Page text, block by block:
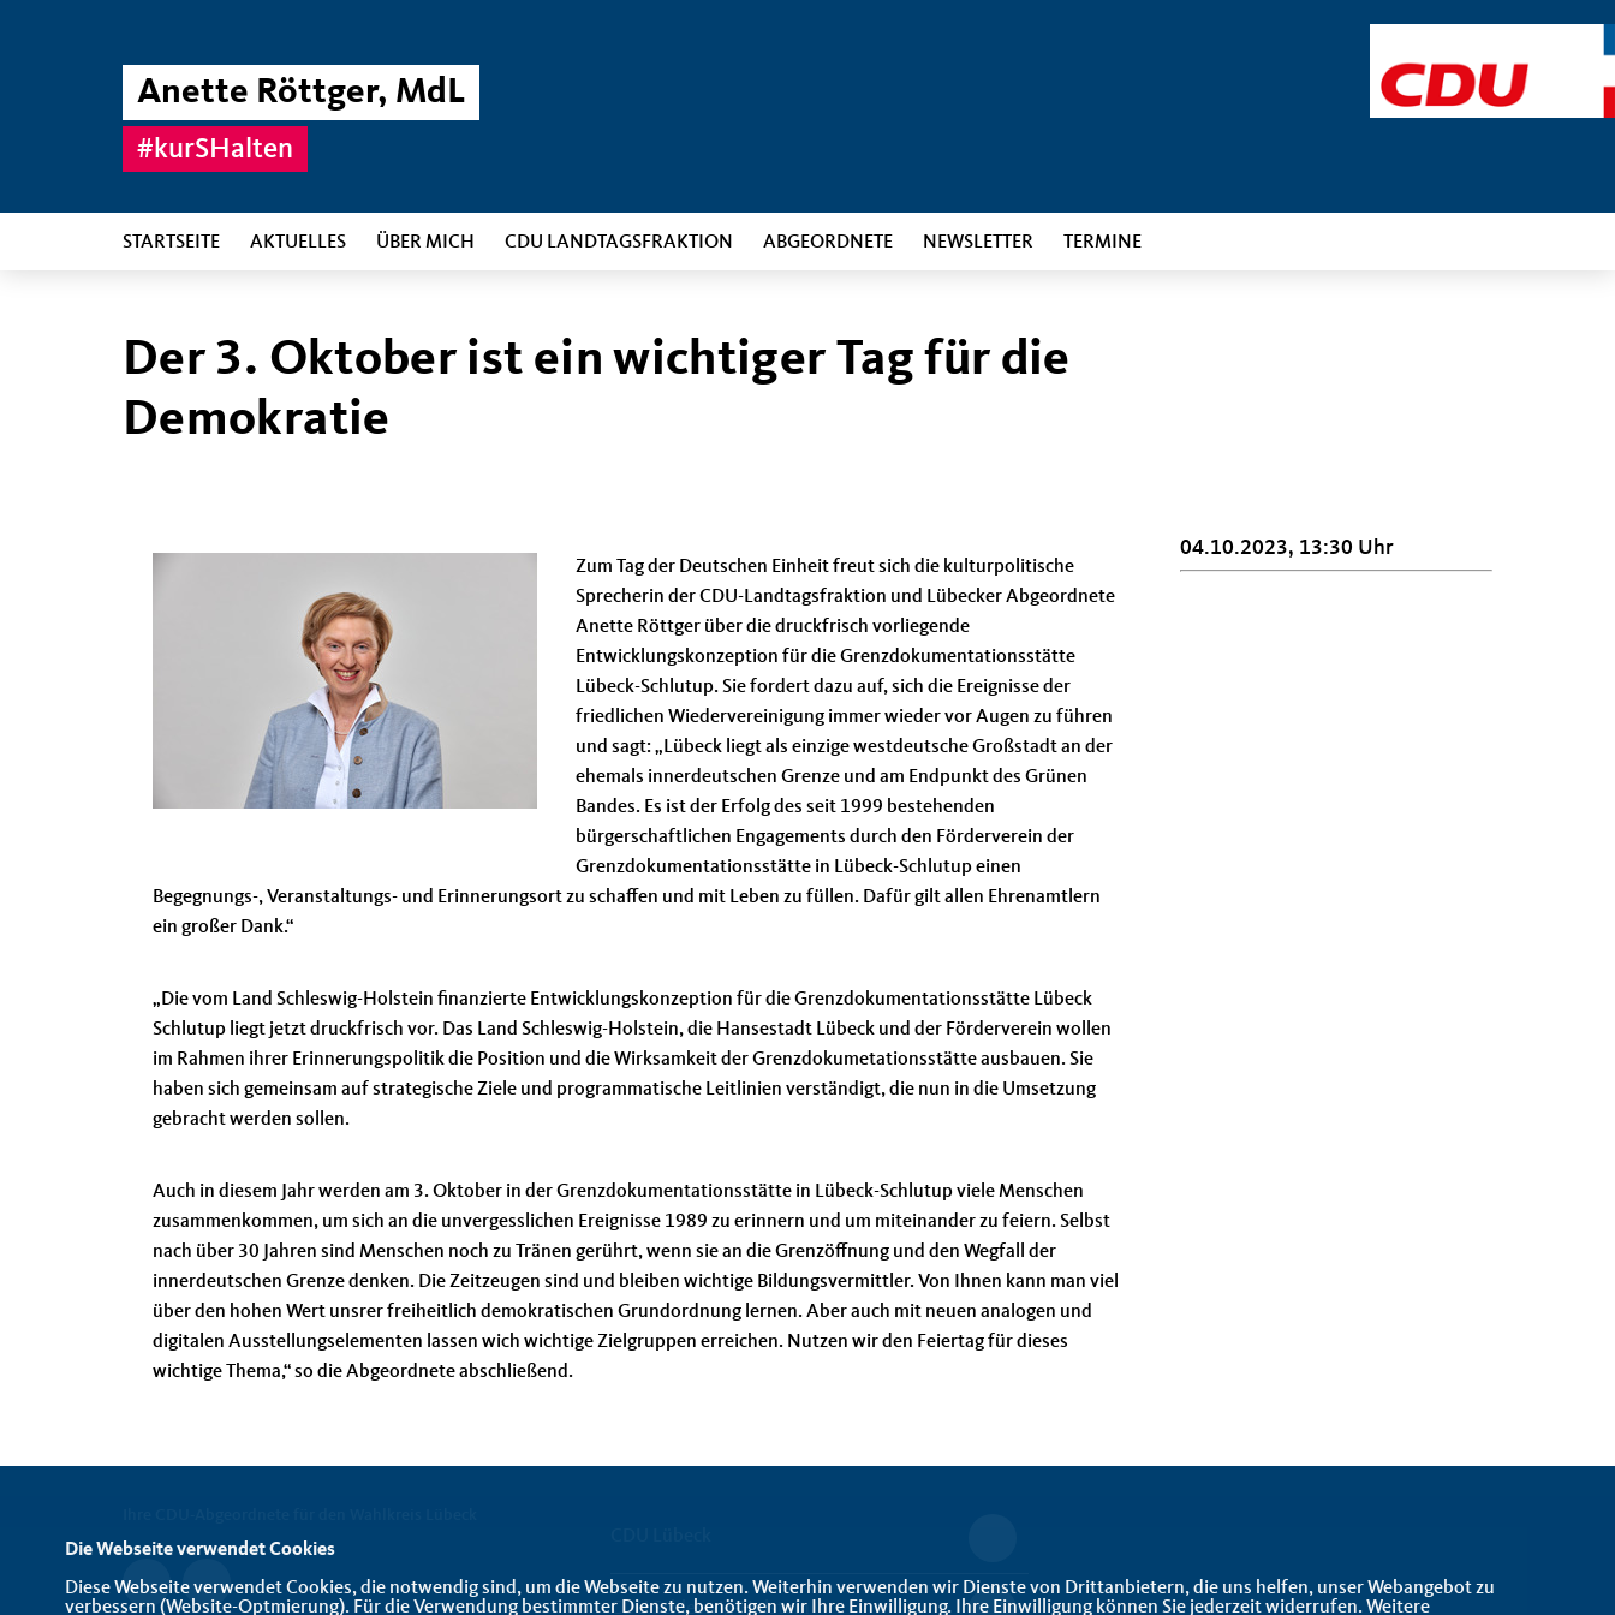
Anette Röttger, MdL
#kurSHalten
STARTSEITE AKTUELLES ÜBER MICH CDU LANDTAGSFRAKTION ABGEORDNETE NEWSLETTER TERMINE
Der 3. Oktober ist ein wichtiger Tag für die
Demokratie
Zum Tag der Deutschen Einheit freut sich die kulturpolitische
Sprecherin der CDU-Landtagsfraktion und Lübecker Abgeordnete
Anette Röttger über die druckfrisch vorliegende
Entwicklungskonzeption für die Grenzdokumentationsstätte
Lübeck-Schlutup. Sie fordert dazu auf, sich die Ereignisse der
friedlichen Wiedervereinigung immer wieder vor Augen zu führen
und sagt: „Lübeck liegt als einzige westdeutsche Großstadt an der
ehemals innerdeutschen Grenze und am Endpunkt des Grünen
Bandes. Es ist der Erfolg des seit 1999 bestehenden
bürgerschaftlichen Engagements durch den Förderverein der
Grenzdokumentationsstätte in Lübeck-Schlutup einen
Begegnungs-, Veranstaltungs- und Erinnerungsort zu schaffen und mit Leben zu füllen. Dafür gilt allen Ehrenamtlern
ein großer Dank.“
Die vom Land Schleswig-Holstein finanzierte Entwicklungskonzeption für die Grenzdokumentationsstätte Lübeck
Schlutup liegt jetzt druckfrisch vor. Das Land Schleswig-Holstein, die Hansestadt Lübeck und der Förderverein wollen
im Rahmen ihrer Erinnerungspolitik die Position und die Wirksamkeit der Grenzdokumetationsstätte ausbauen. Sie
haben sich gemeinsam auf strategische Ziele und programmatische Leitlinien verständigt, die nun in die Umsetzung
gebracht werden sollen.
Auch in diesem Jahr werden am 3. Oktober in der Grenzdokumentationsstätte in Lübeck-Schlutup viele Menschen
zusammenkommen, um sich an die unvergesslichen Ereignisse 1989 zu erinnern und um miteinander zu feiern. Selbst
nach über 30 Jahren sind Menschen noch zu Tränen gerührt, wenn sie an die Grenzöffnung und den Wegfall der
innerdeutschen Grenze denken. Die Zeitzeugen sind und bleiben wichtige Bildungsvermittler. Von Ihnen kann man viel
über den hohen Wert unsrer freiheitlich demokratischen Grundordnung lernen. Aber auch mit neuen analogen und
digitalen Ausstellungselementen lassen wich wichtige Zielgruppen erreichen. Nutzen wir den Feiertag für dieses
wichtige Thema,“ so die Abgeordnete abschließend.
04.10.2023, 13:30 Uhr
CDU Schleswig-Holstein
Die Webseite verwendet Cookies
Diese Webseite verwendet Cookies, die notwendig sind, um die Webseite zu nutzen. Weiterhin verwenden wir Dienste von Drittanbietern, die uns helfen, unser Webangebot zu
verbessern (Website-Optmierung). Für die Verwendung bestimmter Dienste, benötigen wir Ihre Einwilligung. Ihre Einwilligung können Sie jederzeit widerrufen. Weitere